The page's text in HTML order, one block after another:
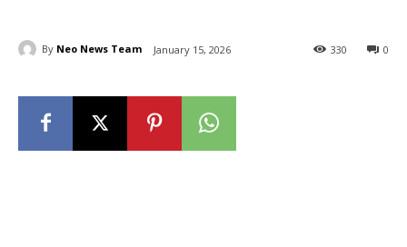
By Neo News Team January 15, 2026 0
330